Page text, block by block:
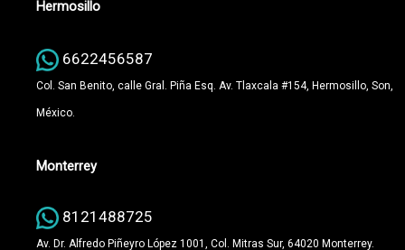
Hermosillo
6622456587
Col. San Benito, calle Gral. Piña Esq. Av. Tlaxcala #154, Hermosillo, Son,
México.
Monterrey
8121488725
Av. Dr. Alfredo Piñeyro López 1001, Col. Mitras Sur, 64020 Monterrey.